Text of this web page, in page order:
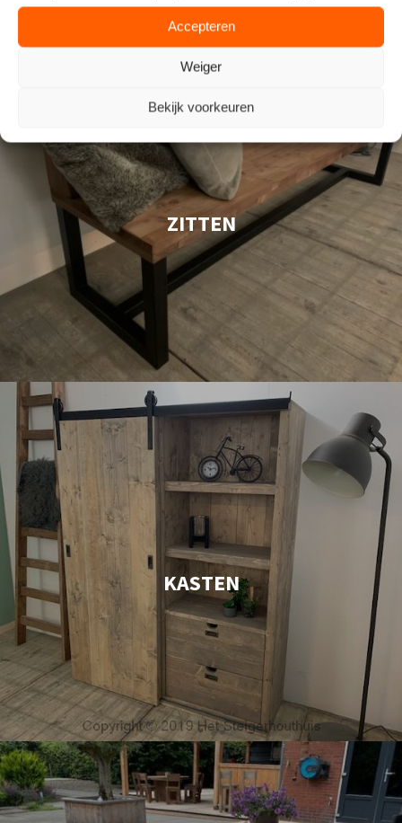
Accepteren
Weiger
Bekijk voorkeuren
ZITTEN
KASTEN